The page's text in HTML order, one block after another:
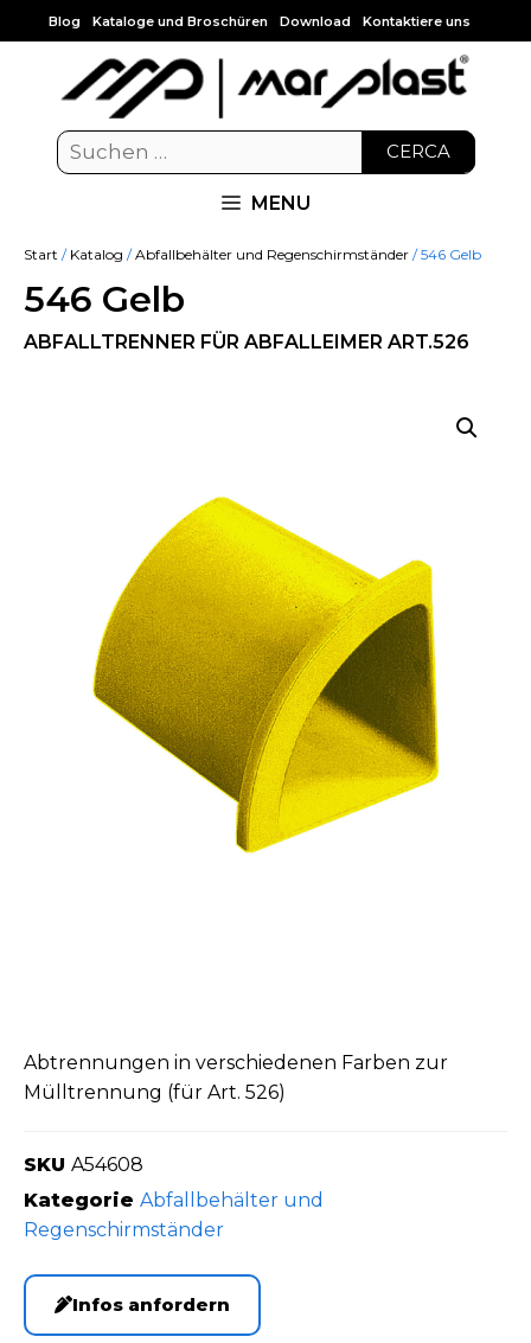
Blog Kataloge und Broschüren Download Kontaktiere uns
CERCA
MENU
Start / Katalog /Abfallbehälter und Regenschirmständer / 546 Gelb
546 Gelb
ABFALLTRENNER FÜR ABFALLEIMER ART.526
Abtrennungen in verschiedenen Farben zur
Mülltrennung (für Art. 526)
SKU A54608
Kategorie Abfallbehälter und
Regenschirmständer
Infos anfordern